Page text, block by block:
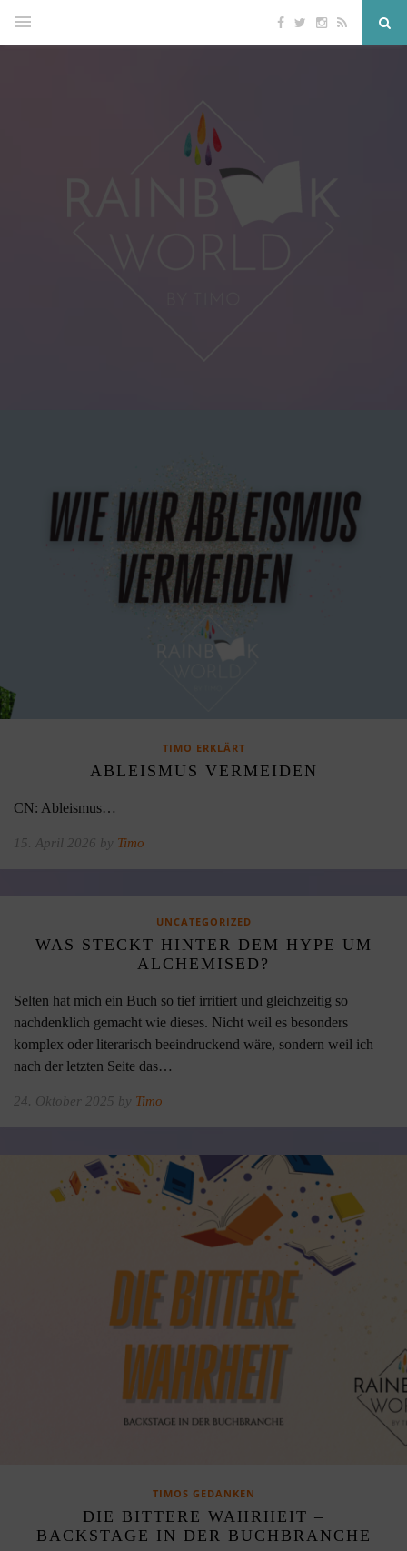
TIMO ERKLÄRT
ABLEISMUS VERMEIDEN
CN: Ableismus…
15. April 2026 by Timo
UNCATEGORIZED
WAS STECKT HINTER DEM HYPE UM
ALCHEMISED?
Selten hat mich ein Buch so tief irritiert und gleichzeitig so
nachdenklich gemacht wie dieses. Nicht weil es besonders
komplex oder literarisch beeindruckend wäre, sondern weil ich
nach der letzten Seite das…
24. Oktober 2025 by Timo
TIMOS GEDANKEN
DIE BITTERE WAHRHEIT –
BACKSTAGE IN DER BUCHBRANCHE